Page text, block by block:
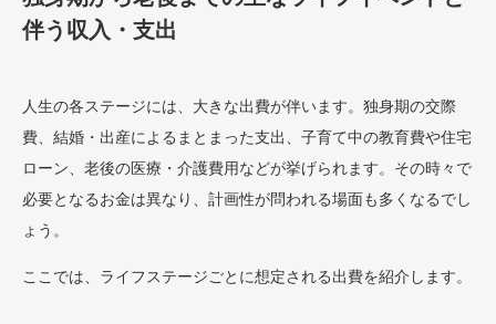
伴う収入・支出
人生の各ステージには、大きな出費が伴います。独身期の交際
費、結婚・出産によるまとまった支出、子育て中の教育費や住宅
ローン、老後の医療・介護費用などが挙げられます。その時々で
必要となるお金は異なり、計画性が問われる場面も多くなるでし
ょう。
ここでは、ライフステージごとに想定される出費を紹介します。